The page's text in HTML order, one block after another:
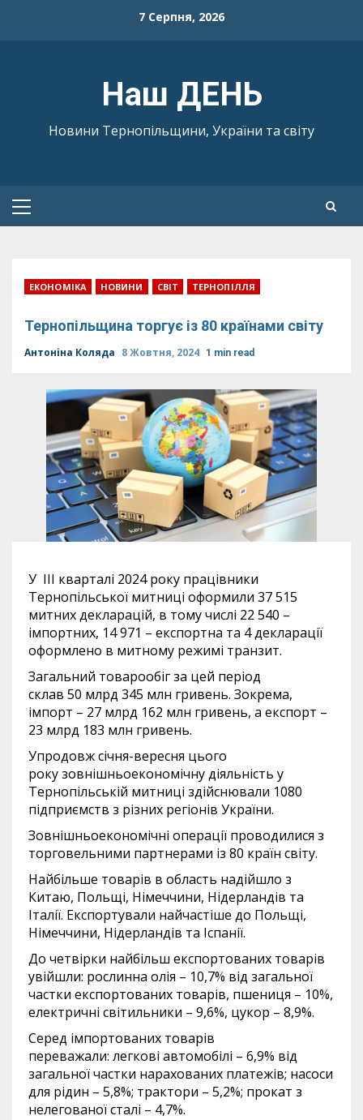
7 Серпня, 2026
Наш ДЕНЬ
Новини Тернопільщини, України та світу
Primary
ЕКОНОМІКА НОВИНИ СВІТ ТЕРНОПІЛЛЯ
Тернопільщина торгує із 80 країнами світу
Антоніна Коляда 8 Жовтня, 2024 1 min read
У III кварталі 2024 року працівники
Тернопільської митниці оформили 37 515
митних декларацій, в тому числі 22 540 –
імпортних, 14 971 – експортна та 4 декларації
оформлено в митному режимі транзит.
Загальний товарообіг за цей період
склав 50 млрд 345 млн гривень. Зокрема,
імпорт – 27 млрд 162 млн гривень, а експорт –
23 млрд 183 млн гривень.
Упродовж січня-вересня цього
року зовнішньоекономічну діяльність у
Тернопільській митниці здійснювали 1080
підприємств з різних регіонів України.
Зовнішньоекономічні операції проводилися з
торговельними партнерами із 80 країн світу.
Найбільше товарів в область надійшло з
Китаю, Польщі, Німеччини, Нідерландів та
Італії. Експортували найчастіше до Польщі,
Німеччини, Нідерландів та Іспанії.
До четвірки найбільш експортованих товарів
увійшли: рослинна олія – 10,7% від загальної
частки експортованих товарів, пшениця – 10%,
електричні світильники – 9,6%, цукор – 8,9%.
Серед імпортованих товарів
переважали: легкові автомобілі – 6,9% від
загальної частки нарахованих платежів; насоси
для рідин – 5,8%; трактори – 5,2%; прокат з
нелегованої сталі – 4,7%.